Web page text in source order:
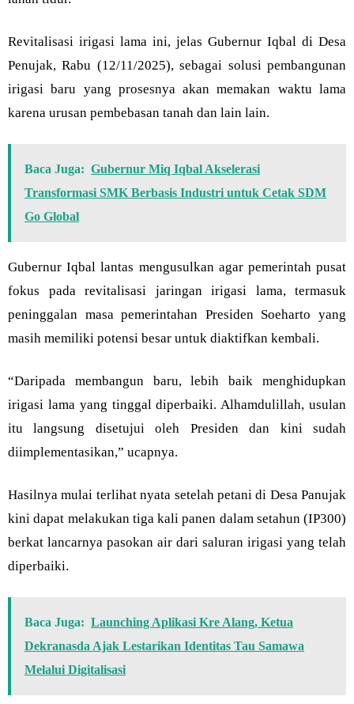
Revitalisasi irigasi lama ini, jelas Gubernur Iqbal di Desa
Penujak, Rabu (12/11/2025), sebagai solusi pembangunan
irigasi baru yang prosesnya akan memakan waktu lama
karena urusan pembebasan tanah dan lain lain.
Baca Juga: Gubernur Miq Iqbal Akselerasi
Transformasi SMK Berbasis Industri untuk Cetak SDM
Go Global
Gubernur Iqbal lantas mengusulkan agar pemerintah pusat
fokus pada revitalisasi jaringan irigasi lama, termasuk
peninggalan masa pemerintahan Presiden Soeharto yang
masih memiliki potensi besar untuk diaktifkan kembali.
“Daripada membangun baru, lebih baik menghidupkan
irigasi lama yang tinggal diperbaiki. Alhamdulillah, usulan
itu langsung disetujui oleh Presiden dan kini sudah
diimplementasikan,” ucapnya.
Hasilnya mulai terlihat nyata setelah petani di Desa Panujak
kini dapat melakukan tiga kali panen dalam setahun (IP300)
berkat lancarnya pasokan air dari saluran irigasi yang telah
diperbaiki.
Baca Juga: Launching Aplikasi Kre Alang, Ketua
Dekranasda Ajak Lestarikan Identitas Tau Samawa
Melalui Digitalisasi